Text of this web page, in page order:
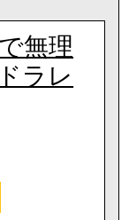
無理
ラレ